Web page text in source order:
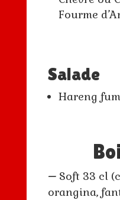
Fourme
Salade
Hareng
– Soft 33 cl
orangina,